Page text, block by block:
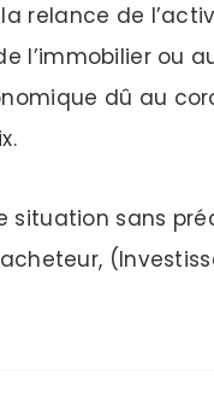
relance de
l’immobilier ou
dû au
situation sans